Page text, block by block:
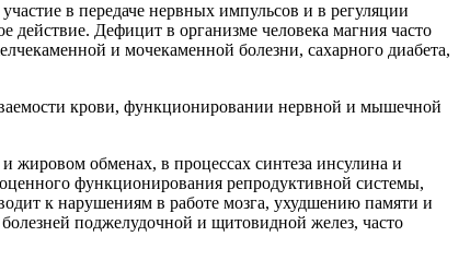
в передаче нервных импульсов и в регуляции
действие. Дефицит в организме человека магния часто
и мочекаменной болезни, сахарного диабета,
крови, функционировании нервной и мышечной
жировом обменах, в процессах синтеза инсулина и
функционирования репродуктивной системы,
к нарушениям в работе мозга, ухудшению памяти и
поджелудочной и щитовидной желез, часто